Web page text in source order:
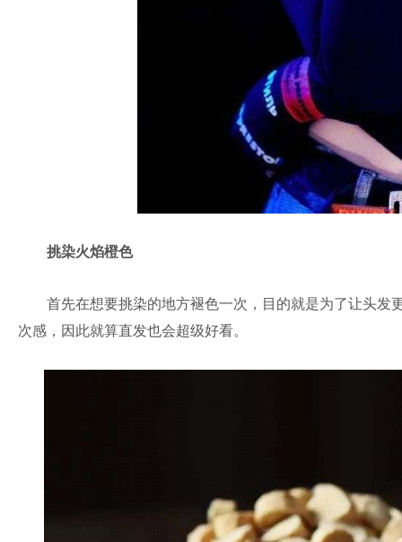
挑染火焰橙色
首先在想要挑染的地方褪色一次，目的就是为了让头发
次感，因此就算直发也会超级好看。